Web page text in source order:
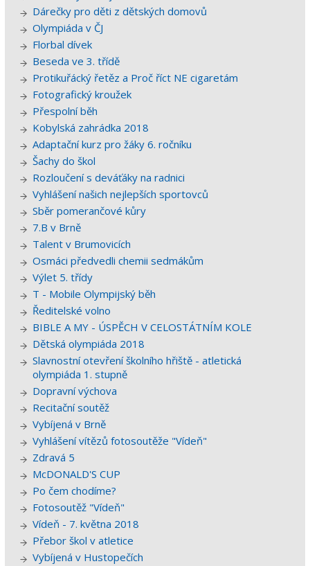
Dárečky pro děti z dětských domovů
Olympiáda v ČJ
Florbal dívek
Beseda ve 3. třídě
Protikuřácký řetěz a Proč říct NE cigaretám
Fotografický kroužek
Přespolní běh
Kobylská zahrádka 2018
Adaptační kurz pro žáky 6. ročníku
Šachy do škol
Rozloučení s deváťáky na radnici
Vyhlášení našich nejlepších sportovců
Sběr pomerančové kůry
7.B v Brně
Talent v Brumovicích
Osmáci předvedli chemii sedmákům
Výlet 5. třídy
T - Mobile Olympijský běh
Ředitelské volno
BIBLE A MY - ÚSPĚCH V CELOSTÁTNÍM KOLE
Dětská olympiáda 2018
Slavnostní otevření školního hřiště - atletická
olympiáda 1. stupně
Dopravní výchova
Recitační soutěž
Vybíjená v Brně
Vyhlášení vítězů fotosoutěže "Vídeň"
Zdravá 5
McDONALD'S CUP
Po čem chodíme?
Fotosoutěž "Vídeň"
Vídeň - 7. května 2018
Přebor škol v atletice
Vybíjená v Hustopečích